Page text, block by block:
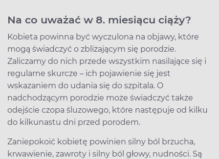
Na co uważać w 8. miesiącu ciąży?
Kobieta powinna być wyczulona na objawy, które
mogą świadczyć o zbliżającym się porodzie.
Zaliczamy do nich przede wszystkim nasilające się i
regularne skurcze – ich pojawienie się jest
wskazaniem do udania się do szpitala. O
nadchodzącym porodzie może świadczyć także
odejście czopa śluzowego, które następuje od kilku
do kilkunastu dni przed porodem.
Zaniepokoić kobietę powinien silny ból brzucha,
krwawienie, zawroty i silny ból głowy, nudności. Są